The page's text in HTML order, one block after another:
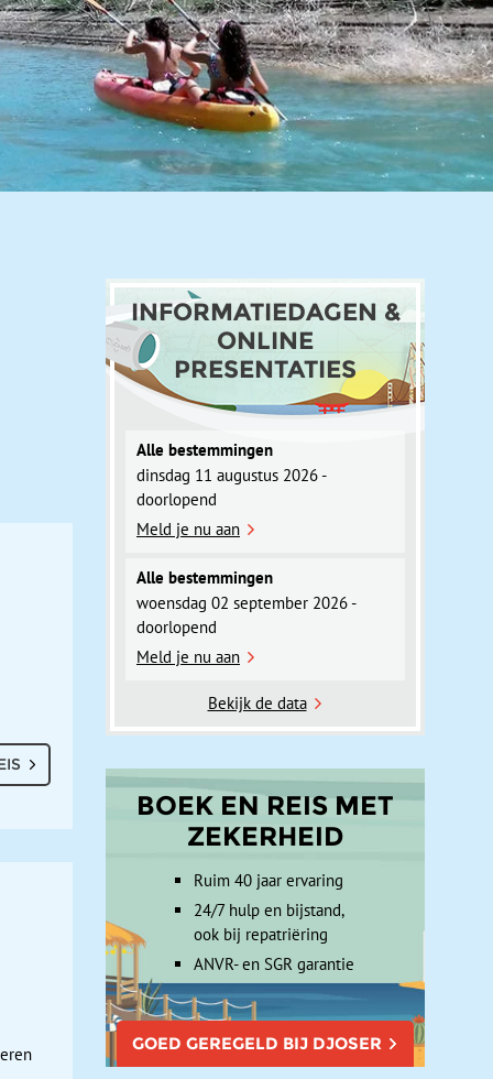
BOEK EN REIS MET
ZEKERHEID
Ruim 40 jaar ervaring
24/7 hulp en bijstand,
ook bij repatriëring
ANVR- en SGR garantie
GOED GEREGELD BIJ DJOSER
INFORMATIEDAGEN &
ONLINE
PRESENTATIES
Alle bestemmingen
dinsdag 11 augustus 2026 -
doorlopend
Meld je nu aan
Alle bestemmingen
woensdag 02 september 2026 -
doorlopend
Meld je nu aan
Bekijk de data